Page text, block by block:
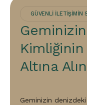
GÜVENLİ İLETİŞİMİN
Altına
Geminizin